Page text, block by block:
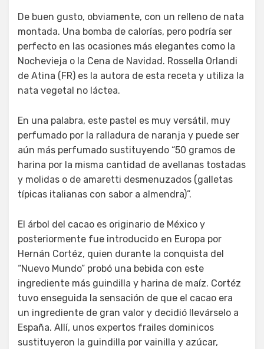
De buen gusto, obviamente, con un relleno de nata
montada. Una bomba de calorías, pero podría ser
perfecto en las ocasiones más elegantes como la
Nochevieja o la Cena de Navidad. Rossella Orlandi
de Atina (FR) es la autora de esta receta y utiliza la
nata vegetal no láctea.
En una palabra, este pastel es muy versátil, muy
perfumado por la ralladura de naranja y puede ser
aún más perfumado sustituyendo “50 gramos de
harina por la misma cantidad de avellanas tostadas
y molidas o de amaretti desmenuzados (galletas
típicas italianas con sabor a almendra)”.
El árbol del cacao es originario de México y
posteriormente fue introducido en Europa por
Hernán Cortéz, quien durante la conquista del
“Nuevo Mundo” probó una bebida con este
ingrediente más guindilla y harina de maíz. Cortéz
tuvo enseguida la sensación de que el cacao era
un ingrediente de gran valor y decidió llevárselo a
España. Allí, unos expertos frailes dominicos
sustituyeron la guindilla por vainilla y azúcar,